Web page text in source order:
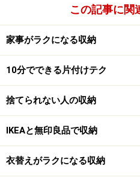
この記事に関
家事がラクになる収納
10分でできる片付けテク
捨てられない人の収納
IKEAと無印良品で収納
衣替えがラクになる収納